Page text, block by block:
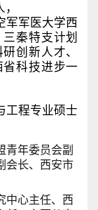
军军医大学西
秦特支计划
创新人才、
科技进步一
工程专业硕士
青年委员会副
会长、西安市
中心主任、西